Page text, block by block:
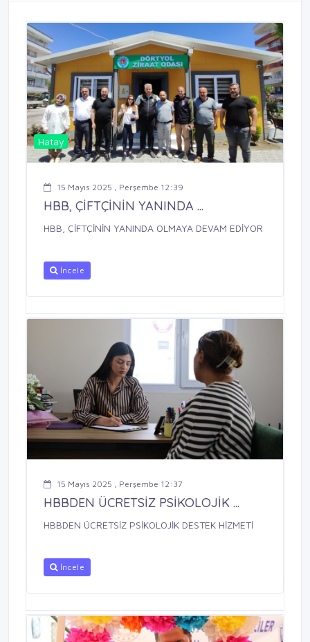
Hatay
15 Mayıs 2025 , Perşembe 12:39
HBB, ÇİFTÇİNİN YANINDA ...
HBB, ÇİFTÇİNİN YANINDA OLMAYA DEVAM EDİYOR
İncele
15 Mayıs 2025 , Perşembe 12:37
HBBDEN ÜCRETSİZ PSİKOLOJİK ...
HBBDEN ÜCRETSİZ PSİKOLOJİK DESTEK HİZMETİ
İncele